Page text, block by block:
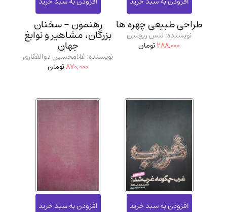
مدرسان شریف و انتشارت ارشد کتاب‌های..
دانشگاه پیامـ نور(10)
طراحی طبیعی چهره ها
نویسنده: لنس ریچلین
288,000تومان
رهنمون - سخنان
بزرگان، مشاهیر و نوابغ
جهان
نویسنده: غلامحسین ذوالفقاری
870,000تومان